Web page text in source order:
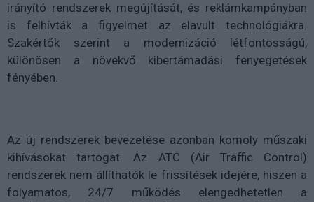
irányító rendszerek megújítását, és reklámkampányban
is felhívták a figyelmet az elavult technológiákra.
Szakértők szerint a modernizáció létfontosságú,
különösen a növekvő kibertámadási fenyegetések
fényében.
Az új rendszerek bevezetése azonban komoly műszaki
kihívásokat tartogat. Az ATC (Air Traffic Control)
rendszerek nem állíthatók le frissítések idejére, hiszen a
folyamatos, 24/7 működés elengedhetetlen a